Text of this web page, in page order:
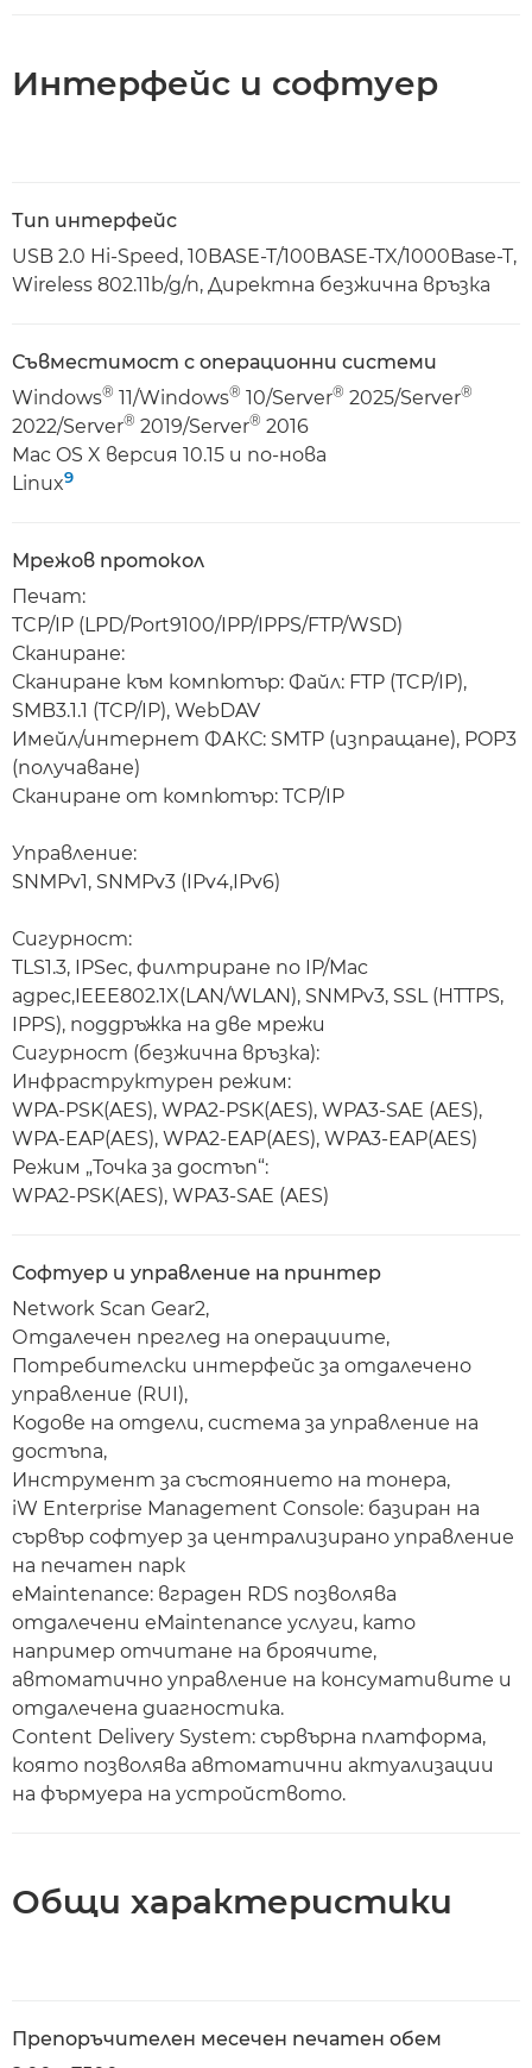
Интерфейс и софтуер
Тип интерфейс
USB 2.0 Hi-Speed, 10BASE-T/100BASE-TX/1000Base-T,
Wireless 802.11b/g/n, Директна безжична връзка
Съвместимост с операционни системи
Windows® 11/Windows® 10/Server® 2025/Server®
2022/Server® 2019/Server® 2016
Mac OS X версия 10.15 и по-нова
Linux9
Мрежов протокол
Печат:
TCP/IP (LPD/Port9100/IPP/IPPS/FTP/WSD)
Сканиране:
Сканиране към компютър: Файл: FTP (TCP/IP),
SMB3.1.1 (TCP/IP), WebDAV
Имейл/интернет ФАКС: SMTP (изпращане), POP3
(получаване)
Сканиране от компютър: TCP/IP
Управление:
SNMPv1, SNMPv3 (IPv4,IPv6)
Сигурност:
TLS1.3, IPSec, филтриране по IP/Mac
адрес,IEEE802.1X(LAN/WLAN), SNMPv3, SSL (HTTPS,
IPPS), поддръжка на две мрежи
Сигурност (безжична връзка):
Инфраструктурен режим:
WPA-PSK(AES), WPA2-PSK(AES), WPA3-SAE (AES),
WPA-EAP(AES), WPA2-EAP(AES), WPA3-EAP(AES)
Режим „Точка за достъп“:
WPA2-PSK(AES), WPA3-SAE (AES)
Софтуер и управление на принтер
Network Scan Gear2,
Отдалечен преглед на операциите,
Потребителски интерфейс за отдалечено
управление (RUI),
Кодове на отдели, система за управление на
достъпа,
Инструмент за състоянието на тонера,
iW Enterprise Management Console: базиран на
сървър софтуер за централизирано управление
на печатен парк
eMaintenance: вграден RDS позволява
отдалечени eMaintenance услуги, като
например отчитане на броячите,
автоматично управление на консумативите и
отдалечена диагностика.
Content Delivery System: сървърна платформа,
която позволява автоматични актуализации
на фърмуера на устройството.
Общи характеристики
Препоръчителен месечен печатен обем